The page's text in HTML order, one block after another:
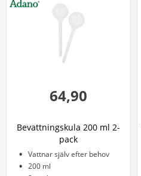
64,90
Bevattningskula 200 ml 2-
pack
Vattnar själv efter behov
200 ml